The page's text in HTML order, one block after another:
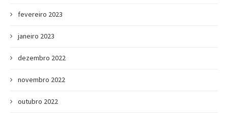
fevereiro 2023
janeiro 2023
dezembro 2022
novembro 2022
outubro 2022